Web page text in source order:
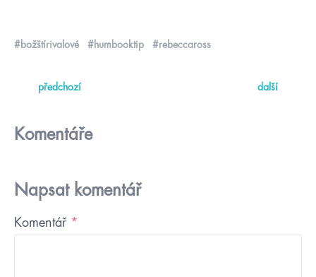
#božštírivalové #humbooktip #rebeccaross
předchozí další
Komentáře
Napsat komentář
Komentář *